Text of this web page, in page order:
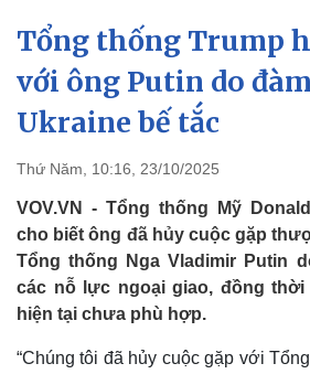
Chính trị
Đảng
Tổ chức nhân sự
Quốc hội
Xã hội
Tin 24h
Dự
Tổng thống Trump
với ông Putin do
Ukraine bế tắc
Thứ Năm, 10:16, 23/10/2025
VOV.VN - Tổng thống Mỹ
cho biết ông đã hủy cuộc gặp
Tổng thống Nga Vladimir Putin
các nỗ lực ngoại giao, đồng
hiện tại chưa phù hợp.
“Chúng tôi đã hủy cuộc gặp với